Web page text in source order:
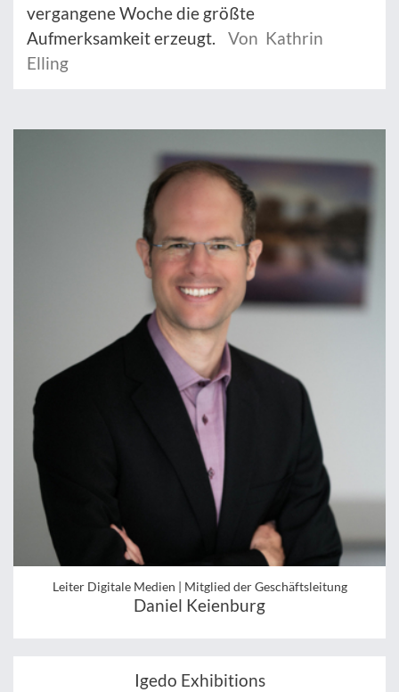
vergangene Woche die größte
Aufmerksamkeit erzeugt.
Von Kathrin
Elling
Leiter Digitale Medien | Mitglied der Geschäftsleitung
Daniel Keienburg
Igedo Exhibitions